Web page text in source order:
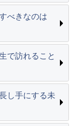
べきなのは
で訪れること
し手にする未